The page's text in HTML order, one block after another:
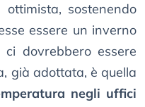
sostenendo
essere un inverno
dovrebbero essere
già adottata, è quella
negli uffici